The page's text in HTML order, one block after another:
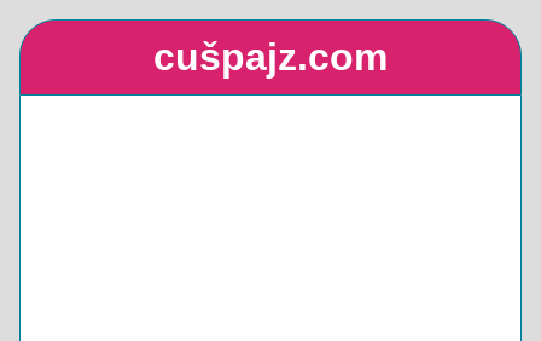
cušpajz.com